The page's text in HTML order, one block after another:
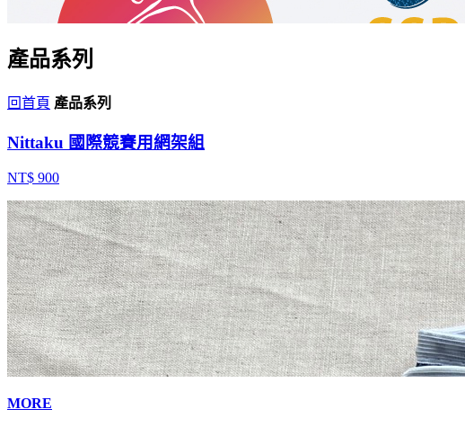
產品系列
回首頁 產品系列
Nittaku 國際競賽用網架組
NT$ 900
MORE